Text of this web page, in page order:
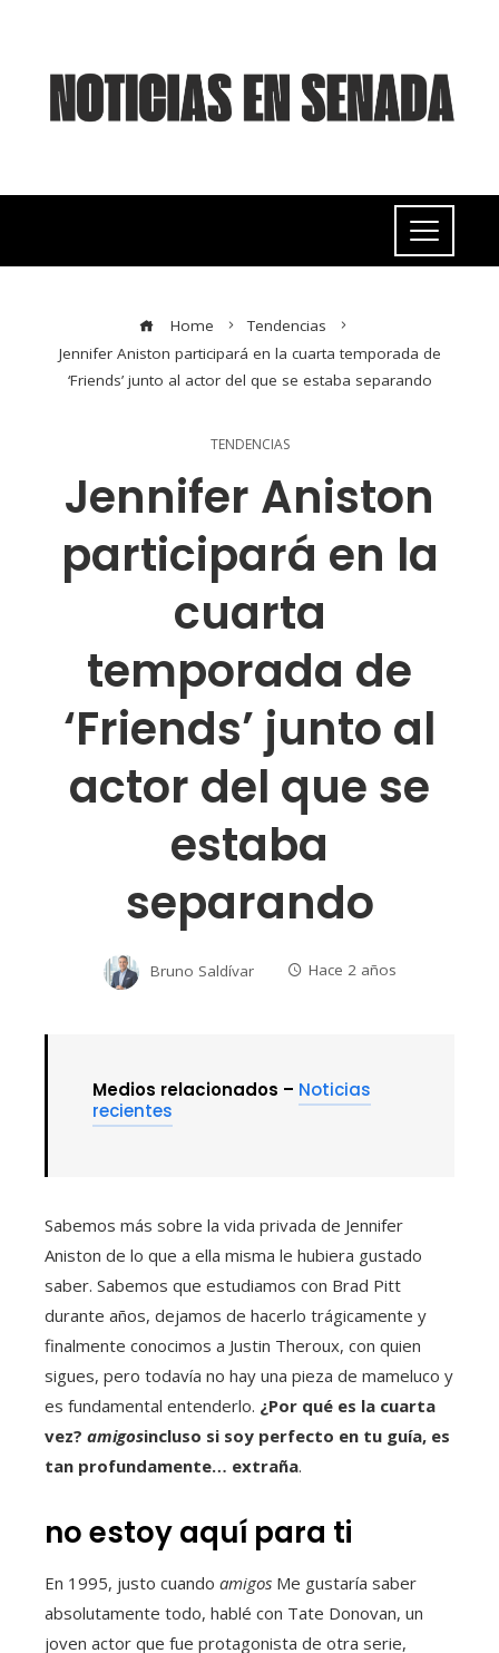
Home
Tendencias
Jennifer Aniston participará en la cuarta temporada de
‘Friends’ junto al actor del que se estaba separando
TENDENCIAS
Jennifer Aniston
participará en la
cuarta
temporada de
‘Friends’ junto al
actor del que se
estaba
separando
Bruno Saldívar Hace 2 años
Medios relacionados – Noticias
recientes
Sabemos más sobre la vida privada de Jennifer
Aniston de lo que a ella misma le hubiera gustado
saber. Sabemos que estudiamos con Brad Pitt
durante años, dejamos de hacerlo trágicamente y
finalmente conocimos a Justin Theroux, con quien
sigues, pero todavía no hay una pieza de mameluco y
es fundamental entenderlo. ¿Por qué es la cuarta
vez? amigosincluso si soy perfecto en tu guía, es
tan profundamente… extraña.
no estoy aquí para ti
En 1995, justo cuando amigos Me gustaría saber
absolutamente todo, hablé con Tate Donovan, un
joven actor que fue protagonista de otra serie,